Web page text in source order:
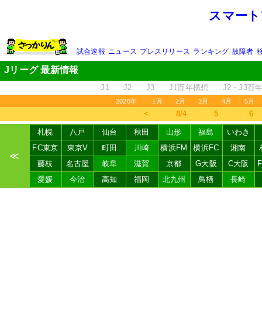
スマー
試合速報 ニュース プレスリリース ランキング 故障者
Jリーグ 最新情報
J1 J2 J3 J1百年構想 J2・J3百
2026年 1月 2月 3月 4月 5月
＜ 8/4 5 6
≪
札幌 八戸 仙台 秋田 山形 福島
いわき
FC東京
東京V 町田 川崎 横浜FM 横浜FC 湘南
藤枝
名古屋 岐阜 滋賀 京都 G大阪 C大阪
愛媛
今治 高知 福岡 北九州 鳥栖 長崎